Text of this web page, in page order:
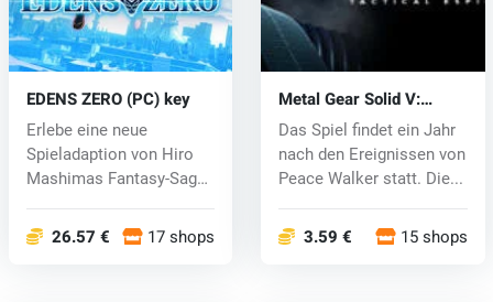
EDENS ZERO (PC) key
Erlebe eine neue
Spieladaption von Hiro
Mashimas Fantasy-Saga!
26.57 € 17 shops
Metal Gear Solid V:
Ground Zeroes (PC) CD
key
Das Spiel findet ein Jahr
nach den Ereignissen von
Peace Walker statt. Die...
3.59 € 15 shops